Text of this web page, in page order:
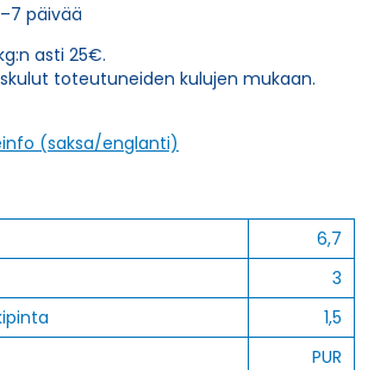
päivää
asti 25€.
toteutuneiden kulujen mukaan.
(saksa/englanti)
6,7
3
1,5
PUR